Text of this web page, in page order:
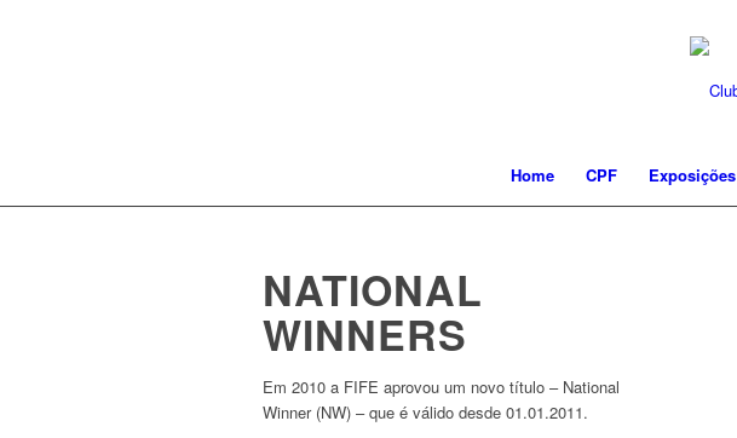
Home CPF Exposições
NATIONAL
WINNERS
Em 2010 a FIFE aprovou um novo título – National
Winner (NW) – que é válido desde 01.01.2011.